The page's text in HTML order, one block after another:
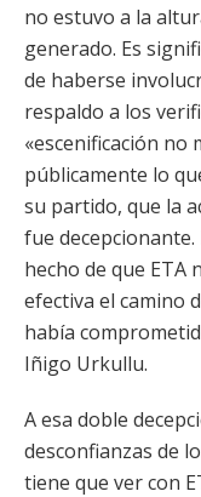
no estuvo a la
generado. Es
de haberse
respaldo a los
«escenificación no
públicamente lo
su partido, que la
fue
hecho de que ETA
efectiva el camino
había
Iñigo Urkullu.
A esa doble
desconfianzas de
tiene que ver con